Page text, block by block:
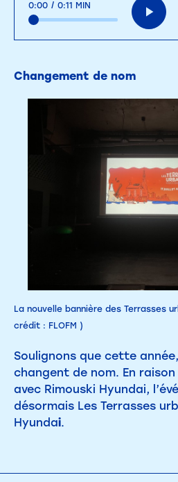
0:00 / 0:11 MIN
Changement de nom
La nouvelle bannière des Terrasses
crédit : FLOFM )
Soulignons que cette
changent de nom. En
avec Rimouski Hyundai,
désormais Les Terrasses
Hyundai.